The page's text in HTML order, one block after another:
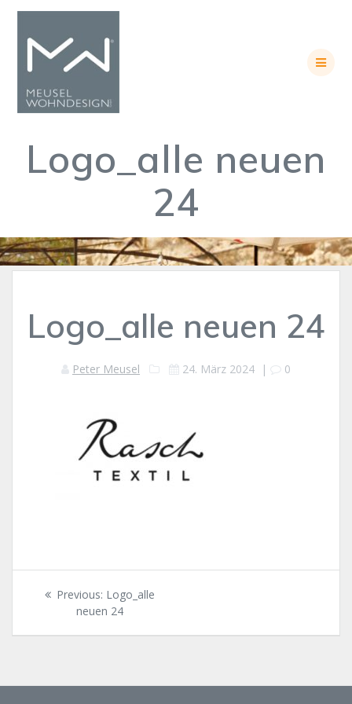
Logo_alle neuen
24
Logo_alle neuen 24
Peter Meusel 24. März 2024 | 0
Beitragsnavigation
Previous: Previous
post:
Logo_alle
neuen 24